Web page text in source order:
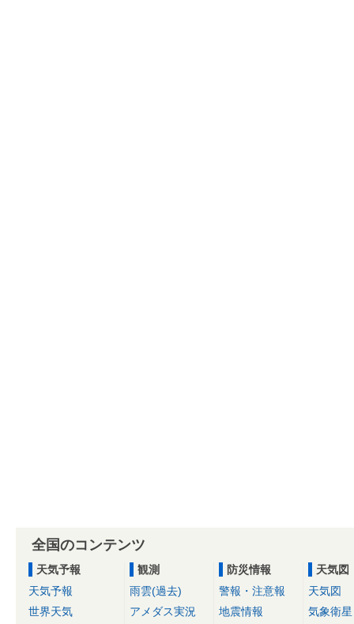
全国のコンテンツ
天気予報
天気予報
世界天気
観測
雨雲(過去)
アメダス実況
防災情報
警報・注意報
地震情報
天気図
天気図
気象衛星